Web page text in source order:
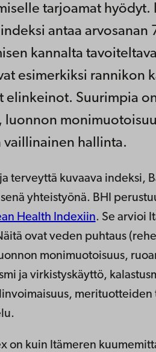
tarjoamat hyödyt.
antaa arvosanan
kannalta
esimerkiksi rannikon
elinkeinot. Suurimpia
luonnon
hallinta.
terveyttä kuvaava indeksi,
yhteistyönä. BHI
Health Indexiin. Se arvioi
ovat veden puhtaus
monimuotoisuus,
ja virkistyskäyttö,
merituotteiden
on kuin Itämeren